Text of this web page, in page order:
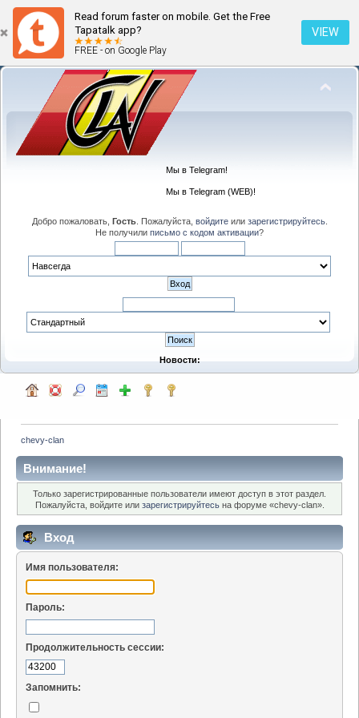
Read forum faster on mobile. Get the Free
Tapatalk app?
FREE - on Google Play
VIEW
Мы в Telegram!
Мы в Telegram (WEB)!
Добро пожаловать, Гость. Пожалуйста, войдитеили зарегистрируйтесь.
Не получили письмо с кодом активации?
Новости:
chevy-clan
Внимание!
Только зарегистрированные пользователи имеют доступ в этот раздел.
Пожалуйста, войдите или зарегистрируйтесьна форуме «chevy-clan».
Вход
Имя пользователя:
Пароль:
Продолжительность сессии:
Запомнить: